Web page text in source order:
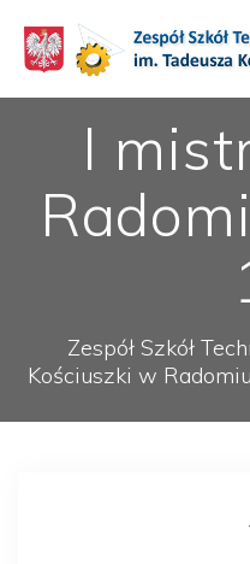
I
Zespół Szkół
Kościuszki w